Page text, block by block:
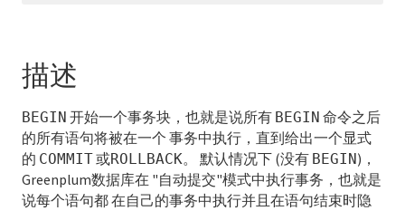
ALTER CONVERSION
ALTER DATABASE
ALTER DOMAIN
ALTER EXTENSION
描述
BEGIN 开始一个事务块，也就是说所有 BEGIN 命令之后
的所有语句将被在一个 事务中执行，直到给出一个显式
的 COMMIT或ROLLBACK。 默认情况下 (没有 BEGIN )，
Greenplum数据库在 "自动提交"模式中执行事务，也就是
说每个语句都 在自己的事务中执行并且在语句结束时隐